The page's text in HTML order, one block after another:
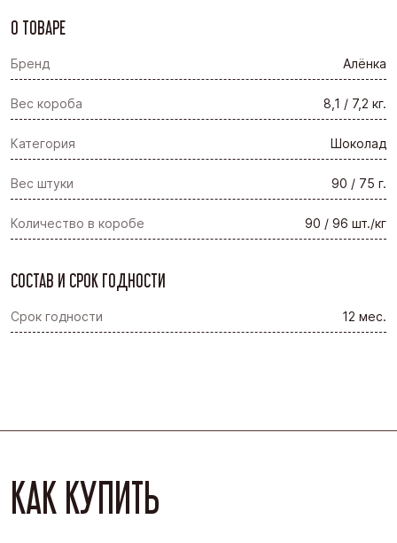
О ТОВАРЕ
Бренд Алёнка
Вес короба 8,1 / 7,2 кг.
Категория Шоколад
Вес штуки 90 / 75 г.
Количество в коробе 90 / 96 шт./кг
СОСТАВ И СРОК ГОДНОСТИ
Срок годности 12 мес.
КАК КУПИТЬ